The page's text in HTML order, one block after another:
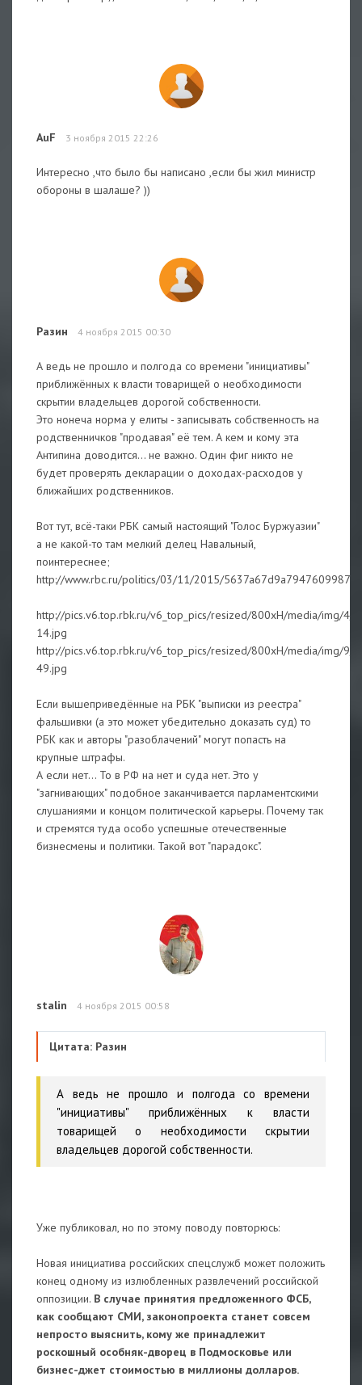
AuF 3 ноября 2015 22:26
Интересно ,что было бы написано ,если бы жил министр
обороны в шалаше? ))
Разин 4 ноября 2015 00:30
А ведь не прошло и полгода со времени "инициативы"
приближённых к власти товарищей о необходимости
скрытии владельцев дорогой собственности.
Это нонеча норма у елиты - записывать собственность на
родственничков "продавая" её тем. А кем и кому эта
Антипина доводится... не важно. Один фиг никто не
будет проверять декларации о доходах-расходов у
ближайших родственников.
Вот тут, всё-таки РБК самый настоящий "Голос Буржуазии"
а не какой-то там мелкий делец Навальный,
поинтереснее;
http://www.rbc.ru/politics/03/11/2015/
http://pics.v6.top.rbk.ru/v6_top_pics/resized/800xH/media/img/
14.jpg
http://pics.v6.top.rbk.ru/v6_top_pics/resized/800xH/media/img/
49.jpg
Если вышеприведённые на РБК "выписки из реестра"
фальшивки (а это может убедительно доказать суд) то
РБК как и авторы "разоблачений" могут попасть на
крупные штрафы.
А если нет... То в РФ на нет и суда нет. Это у
"загнивающих" подобное заканчивается парламентскими
слушаниями и концом политической карьеры. Почему так
и стремятся туда особо успешные отечественные
бизнесмены и политики. Такой вот "парадокс".
stalin 4 ноября 2015 00:58
Цитата: Разин
А ведь не прошло и полгода со времени
"инициативы" приближённых к власти
товарищей о необходимости скрытии
владельцев дорогой собственности.
Уже публиковал, но по этому поводу повторюсь:
Новая инициатива российских спецслужб может положить
конец одному из излюбленных развлечений российской
оппозиции. В случае принятия предложенного ФСБ,
как сообщают СМИ, законопроекта станет совсем
непросто выяснить, кому же принадлежит
роскошный особняк-дворец в Подмосковье или
бизнес-джет стоимостью в миллионы долларов.